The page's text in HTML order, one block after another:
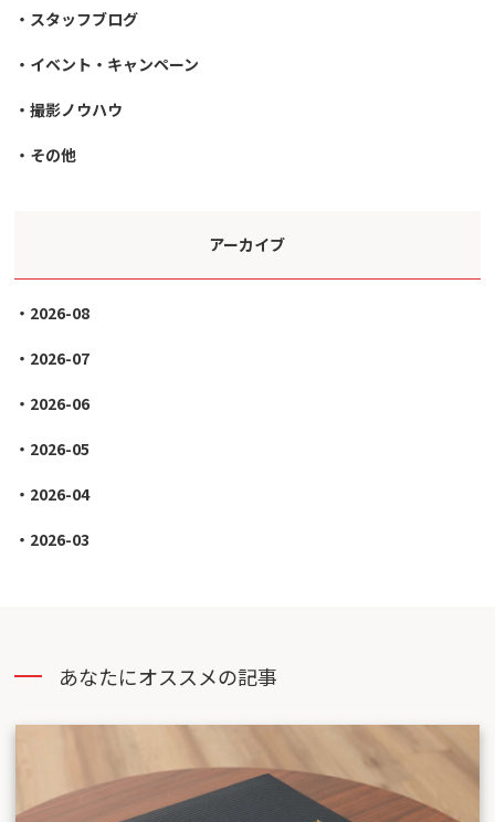
スタッフブログ
イベント・キャンペーン
撮影ノウハウ
その他
アーカイブ
2026-08
2026-07
2026-06
2026-05
2026-04
2026-03
あなたにオススメの記事